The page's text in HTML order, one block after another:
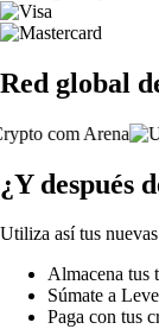
Red global
¿Y después
Utiliza así tus
Almacena tus
Súmate a
Paga con tus